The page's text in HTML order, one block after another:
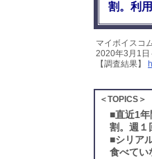
割。利
マイボイスコ
2020年3月1日
【調査結果】
＜TOPICS＞
■直近1
割。週１
■シリア
食べてい